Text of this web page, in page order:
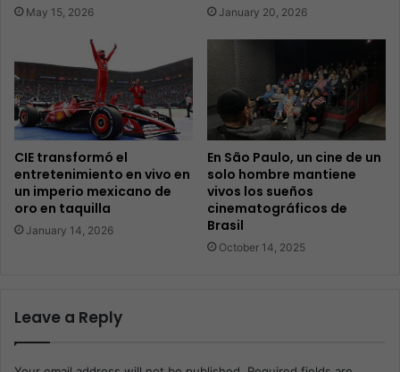
May 15, 2026 January 20, 2026
CIE transformó el
entretenimiento en vivo en
un imperio mexicano de
oro en taquilla
January 14, 2026
En São Paulo, un cine de un
solo hombre mantiene
vivos los sueños
cinematográficos de
Brasil
October 14, 2025
Leave a Reply